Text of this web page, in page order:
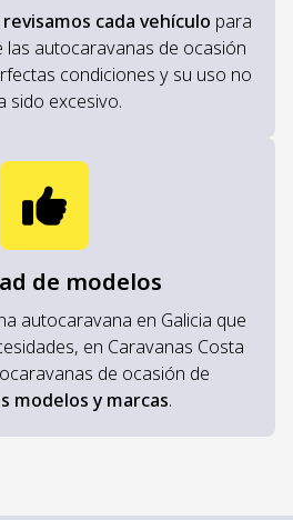
revisamos cada vehículo para
las autocaravanas de ocasión
condiciones y su uso no
sido excesivo.
de modelos
autocaravana en Galicia que
en Caravanas Costa
de ocasión de
modelos y marcas.